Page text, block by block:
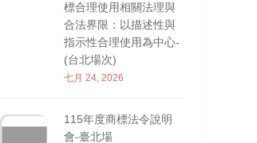
標合理使用相關法理與
合法界限：以描述性與
指示性合理使用為中心-
(台北場次)
七月 24, 2026
115年度商標法令說明
會-臺北場